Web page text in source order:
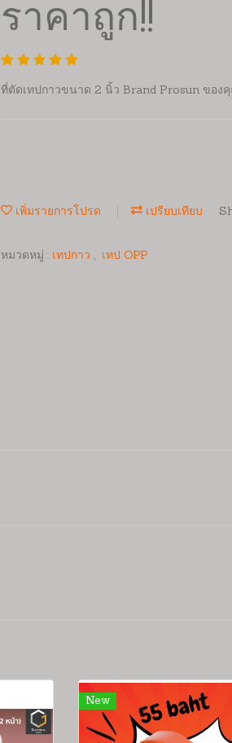
ราคาถูก!!
ที่ตัดเทปกาวขนาด 2 นิ้ว Brand Prosun ของ
เพิ่มรายการโปรด เปรียบเทียบ
หมวดหมู่ : เทปกาว , เทป OPP
New